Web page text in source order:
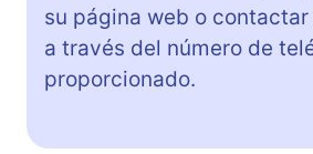
su página web o
a través del número de
proporcionado.